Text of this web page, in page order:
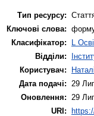
Тип ресурсу:
Ключові слова:
Класифікатор:
L
Відділи:
Користувач:
Дата подачі:
29
Оновлення:
29
URI: